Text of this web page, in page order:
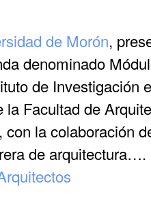
de Morón,
denominado
de Investigación
la Facultad de
la colaboración
de arquitectura….